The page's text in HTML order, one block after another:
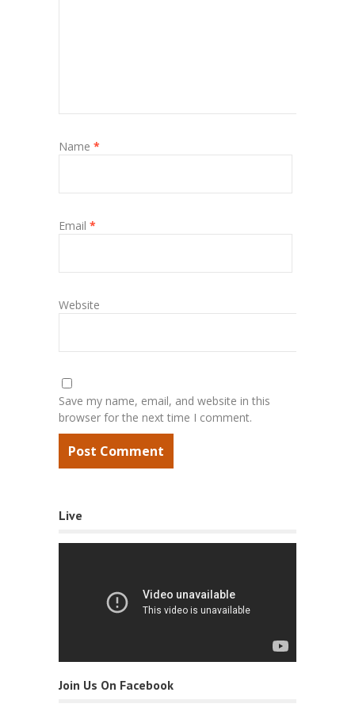
Name *
Email *
Website
Save my name, email, and website in this
browser for the next time I comment.
Live
Join Us On Facebook